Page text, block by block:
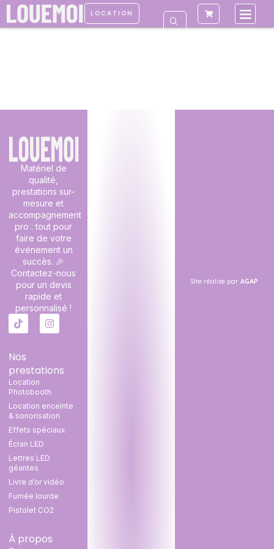
LOCATION
Matériel de
qualité,
prestations sur-
mesure et
accompagnement
pro : tout pour
faire de votre
événement un
succès. 🎉
Contactez-nous
pour un devis
rapide et
personnalisé !
Nos
prestations
Location
Photobooth
Location enceinte
& sonorisation
Effets spéciaux
Écran LED
Lettres LED
géantes
Livre d’or vidéo
Fumée lourde
Pistolet CO2
À propos
Site réalise parAGAP